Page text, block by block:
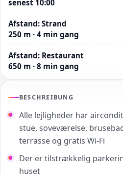
senest 10:00
Afstand: Strand
250 m · 4 min gang
Afstand: Restaurant
650 m · 8 min gang
BESCHREIBUNG
Alle lejligheder har
stue, soveværelse,
terrasse og gratis Wi-Fi
Der er tilstrækkelig
huset